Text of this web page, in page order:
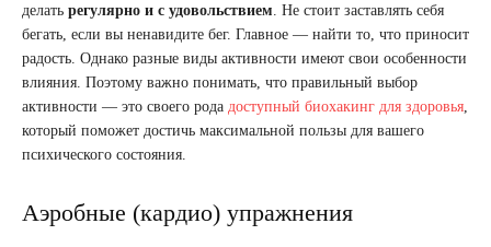
делать регулярно и с удовольствием . Не стоит заставлять себя
бегать, если вы ненавидите бег. Главное — найти то, что приносит
радость. Однако разные виды активности имеют свои особенности
влияния. Поэтому важно понимать, что правильный выбор
активности — это своего рода доступный биохакинг для здоровья
который поможет достичь максимальной пользы для вашего
психического состояния.
Аэробные (кардио) упражнения